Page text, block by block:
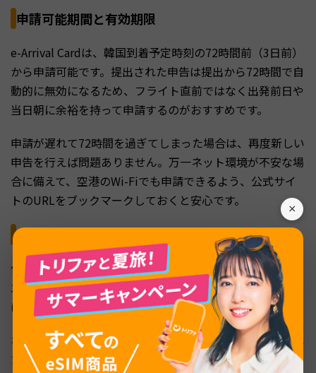
×
申請可能期間と有効期限
e-Arrival Cardは、韓国到着予定時刻の72時間前（3日前）
から申請可能です。提出された申告は提出から72時間で自
動的に無効になるため、フライト直前ではなく出発前日や
当日朝に余裕を持って申請するのがおすすめです。
申請が遅れて72時間を過ぎてしまった場合は、再度新しい
申告を行えば問題ありません。万一ネット環境が不安な場
合に備えて、空港のWi-Fiでも申請できるよう、公式サイ
トのURLをブックマークしておくと安心です。
住所入力でつまずきやすいポイント
住所入力欄では、全角数字や日本語と英語の混在によって
エラーが起きやすい仕様になっています。半角英数字また
は韓国語のみで入力するのが基本です。
ホテルの住所がわからない場合は、予約サイトに記載され
た英語表記の住所をそのままコピーペーストすると確実で